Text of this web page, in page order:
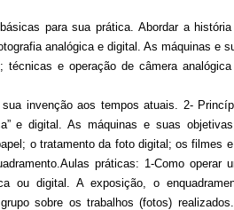
para sua prática. Abordar a
analógica e digital. As máquinas e
técnicas e operação de câmera
invenção aos tempos atuais. 2-
e digital. As máquinas e suas
o tratamento da foto digital; os filmes
práticas: 1-Como operar
ou digital. A exposição, o
sobre os trabalhos (fotos)